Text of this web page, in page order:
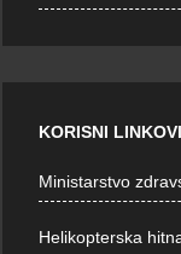
KORISNI LINKOVI
Ministarstvo
Helikopterska